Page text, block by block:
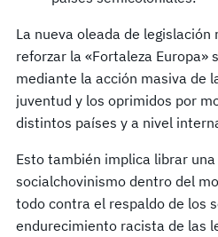
La nueva oleada de
reforzar la «Fortaleza Europa»
mediante la acción masiva de
juventud y los oprimidos por
distintos países y a nivel
Esto también implica librar
socialchovinismo dentro del
todo contra el respaldo de los
endurecimiento racista de las